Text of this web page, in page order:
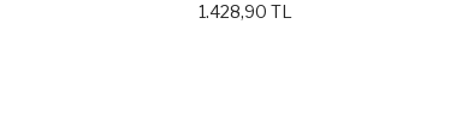
1.428,90 TL